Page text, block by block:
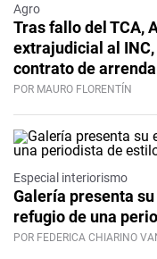
Agro
Tras fallo del TCA,
extrajudicial al
contrato de
POR MAURO FLORENTÍN
Especial interiorismo
Galería presenta
refugio de una
POR FEDERICA CHIARINO